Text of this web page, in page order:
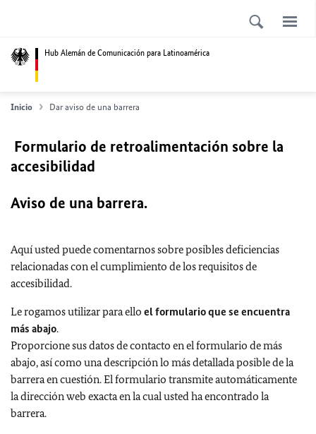
Hub Alemán de Comunicación para Latinoamérica
Inicio Dar aviso de una barrera
Formulario de retroalimentación sobre la
accesibilidad
Aviso de una barrera.
Aquí usted puede comentarnos sobre posibles deficiencias
relacionadas con el cumplimiento de los requisitos de
accesibilidad.
Le rogamos utilizar para ello el formulario que se encuentra
más abajo.
Proporcione sus datos de contacto en el formulario de más
abajo, así como una descripción lo más detallada posible de la
barrera en cuestión. El formulario transmite automáticamente
la dirección web exacta en la cual usted ha encontrado la
barrera.